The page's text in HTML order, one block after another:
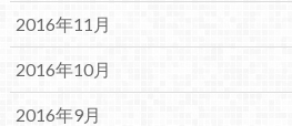
2016年11月
2016年10月
2016年9月